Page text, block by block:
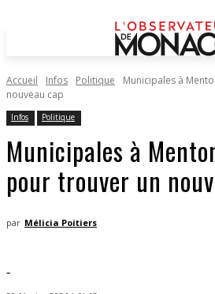
Accueil Infos Politique
Municipales à
nouveau cap
Infos Politique
Municipales à
pour trouver un
par Mélicia Poitiers
-